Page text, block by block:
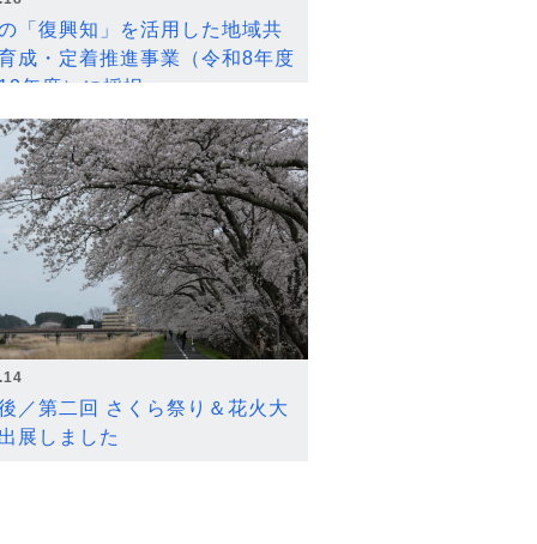
「復興知」を活用した地域共
成・定着推進事業（令和8年度
年度）に採択
／第二回 さくら祭り＆花火大
展しました